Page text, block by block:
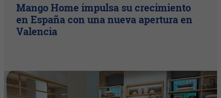
Mango Home impulsa su crecimiento
en España con una nueva apertura en
Valencia